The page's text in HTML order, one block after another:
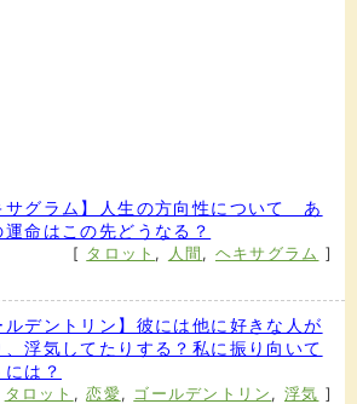
サグラム】人生の方向性について あ
運命はこの先どうなる？
[ タロット , 人間 , ヘキサグラム ]
ルデントリン】彼には他に好きな人が
、浮気してたりする？私に振り向いて
には？
タロット ,恋愛, ゴールデントリン , 浮気 ]